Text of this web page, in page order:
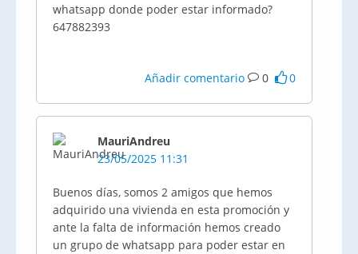
whatsapp donde poder estar informado?
647882393
Añadir comentario 0 0
MauriAndreu
23/05/2025 11:31
Buenos días, somos 2 amigos que hemos
adquirido una vivienda en esta promoción y
ante la falta de información hemos creado
un grupo de whatsapp para poder estar en